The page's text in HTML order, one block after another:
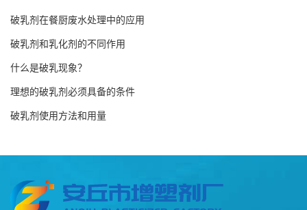
破乳剂在餐厨废水处理中的应用
破乳剂和乳化剂的不同作用
什么是破乳现象？
理想的破乳剂必须具备的条件
破乳剂使用方法和用量